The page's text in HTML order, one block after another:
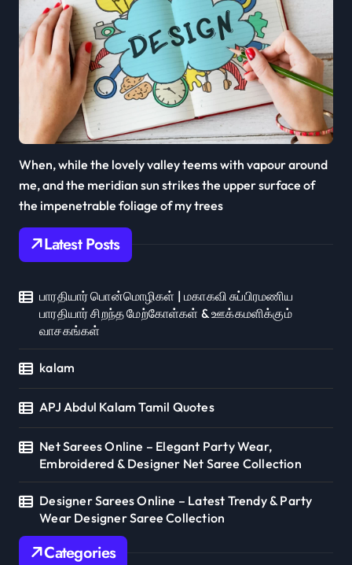
When, while the lovely valley teems with vapour around
me, and the meridian sun strikes the upper surface of
the impenetrable foliage of my trees
Latest Posts
பாரதியார் பொன்மொழிகள் | மகாகவி சுப்பிரமணிய
பாரதியார் சிறந்த மேற்கோள்கள் & ஊக்கமளிக்கும்
வாசகங்கள்
kalam
APJ Abdul Kalam Tamil Quotes
Net Sarees Online – Elegant Party Wear,
Embroidered & Designer Net Saree Collection
Designer Sarees Online – Latest Trendy & Party
Wear Designer Saree Collection
Categories